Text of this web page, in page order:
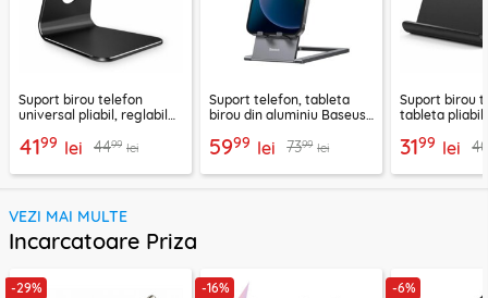
Suport birou telefon
universal pliabil, reglabil
negru
4199 lei 4499 lei
Suport telefon, tableta
birou din aluminiu Baseus,
5999 lei 7399 lei
Suport birou
tableta pliabil
3199 lei
VEZI MAI MULTE
Incarcatoare Priza
-29% -16% -6%